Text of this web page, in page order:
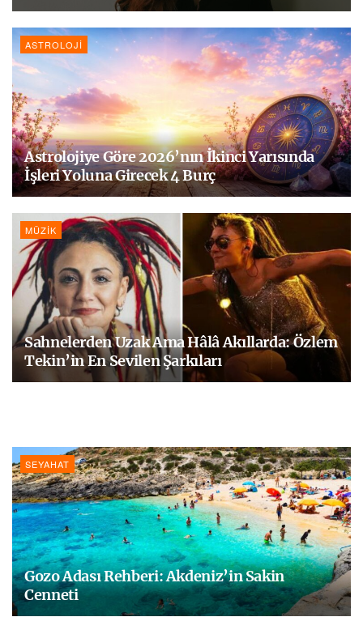
ASTROLOJI
Astrolojiye Göre 2026’nın İkinci Yarısında
İşleri Yoluna Girecek 4 Burç
MÜZIK
Sahnelerden Uzak Ama Hâlâ Akıllarda: Özlem
Tekin’in En Sevilen Şarkıları
SEYAHAT
Gozo Adası Rehberi: Akdeniz’in Sakin
Cenneti